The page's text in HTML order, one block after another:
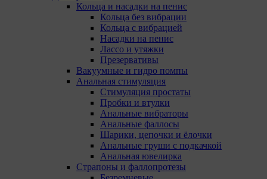
Кольца и насадки на пенис
Кольца без вибрации
Кольца с вибрацией
Насадки на пенис
Лассо и утяжки
Презервативы
Вакуумные и гидро помпы
Анальная стимуляция
Стимуляция простаты
Пробки и втулки
Анальные вибраторы
Анальные фаллосы
Шарики, цепочки и ёлочки
Анальные груши с подкачкой
Анальная ювелирка
Страпоны и фаллопротезы
О политике обработки файлов cookie
ПОЛОЖЕНИЕ «О политике обработки файлов
«Общество»
2. Утверждение положения о политике обработки
файлов cookie (далее –«Политика») является одной
из принимаемых Обществом мер по защите
персональных данных, предусмотренных статьей 17
Закона Республики Беларусь от 7 мая 2021 г. № 99-З